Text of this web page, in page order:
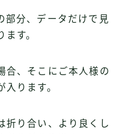
部分、データだけで見
す。
合、そこにご本人様の
ります。
折り合い、より良くし